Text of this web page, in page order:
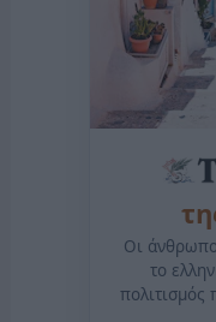
Οι
το
πολιτισμός